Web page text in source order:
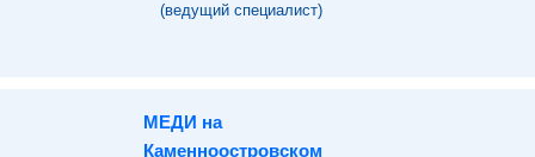
(ведущий специалист)
МЕДИ на
Каменноостровском